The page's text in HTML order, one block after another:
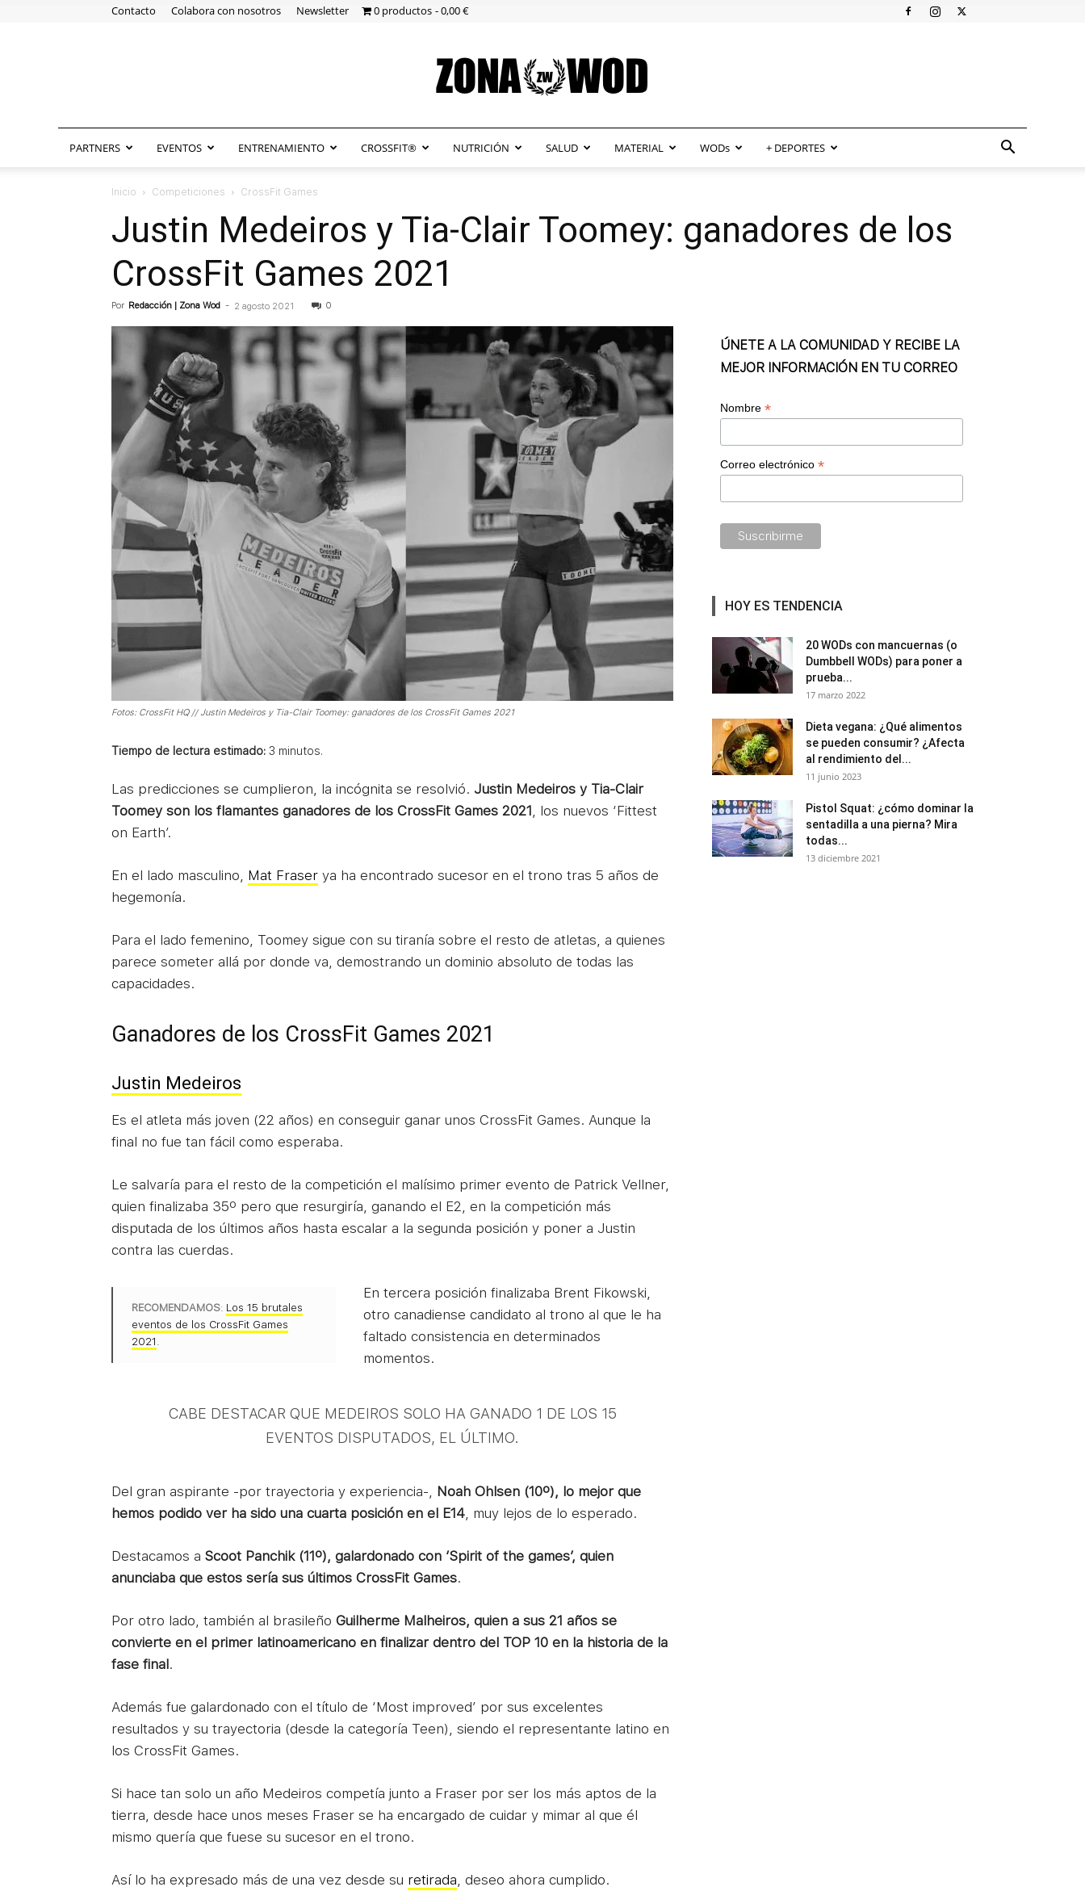
Contacto Colabora con nosotros Newsletter 0 productos 0,00 €
ZonaWOD
PARTNERS EVENTOS ENTRENAMIENTO CROSSFIT® NUTRICIÓN SALUD MATERIAL WODs + DEPORTES
Inicio Competiciones CrossFit Games
Justin Medeiros y Tia-Clair Toomey: ganadores de los
CrossFit Games 2021
Por Redacción | Zona Wod - 2 agosto 2021 0
Fotos: CrossFit HQ // Justin Medeiros y Tia-Clair Toomey: ganadores de los CrossFit Games 2021
Tiempo de lectura estimado: 3 minutos.
Las predicciones se cumplieron, la incógnita se resolvió. Justin Medeiros y Tia-Clair
Toomey son los flamantes ganadores de los CrossFit Games 2021, los nuevos ‘Fittest
on Earth’.
En el lado masculino, Mat Fraser ya ha encontrado sucesor en el trono tras 5 años de
hegemonía.
Para el lado femenino, Toomey sigue con su tiranía sobre el resto de atletas, a quienes
parece someter allá por donde va, demostrando un dominio absoluto de todas las
capacidades.
Ganadores de los CrossFit Games 2021
Justin Medeiros
Es el atleta más joven (22 años) en conseguir ganar unos CrossFit Games. Aunque la
final no fue tan fácil como esperaba.
Le salvaría para el resto de la competición el malísimo primer evento de Patrick Vellner,
quien finalizaba 35º pero que resurgiría, ganando el E2, en la competición más
disputada de los últimos años hasta escalar a la segunda posición y poner a Justin
contra las cuerdas.
RECOMENDAMOS: Los 15 brutales
eventos de los CrossFit Games
2021 .
En tercera posición finalizaba Brent Fikowski,
otro canadiense candidato al trono al que le ha
faltado consistencia en determinados
momentos.
CABE DESTACAR QUE MEDEIROS SOLO HA GANADO 1 DE LOS 15
EVENTOS DISPUTADOS, EL ÚLTIMO.
Del gran aspirante -por trayectoria y experiencia-, Noah Ohlsen (10º), lo mejor que
hemos podido ver ha sido una cuarta posición en el E14, muy lejos de lo esperado.
Destacamos a Scoot Panchik (11º), galardonado con ‘Spirit of the games’, quien
anunciaba que estos sería sus últimos CrossFit Games.
Por otro lado, también al brasileño Guilherme Malheiros, quien a sus 21 años se
convierte en el primer latinoamericano en finalizar dentro del TOP 10 en la historia de la
fase final.
Además fue galardonado con el título de ‘Most improved’ por sus excelentes
resultados y su trayectoria (desde la categoría Teen), siendo el representante latino en
los CrossFit Games.
Si hace tan solo un año Medeiros competía junto a Fraser por ser los más aptos de la
tierra, desde hace unos meses Fraser se ha encargado de cuidar y mimar al que él
mismo quería que fuese su sucesor en el trono.
Así lo ha expresado más de una vez desde su retirada, deseo ahora cumplido.
ÚNETE A LA COMUNIDAD Y RECIBE LA
MEJOR INFORMACIÓN EN TU CORREO
Nombre *
Correo electrónico *
HOY ES TENDENCIA
20 WODs con mancuernas (o
Dumbbell WODs) para poner a
prueba...
17 marzo 2022
Dieta vegana: ¿Qué alimentos
se pueden consumir? ¿Afecta
al rendimiento del...
11 junio 2023
Pistol Squat: ¿cómo dominar la
sentadilla a una pierna? Mira
todas...
13 diciembre 2021